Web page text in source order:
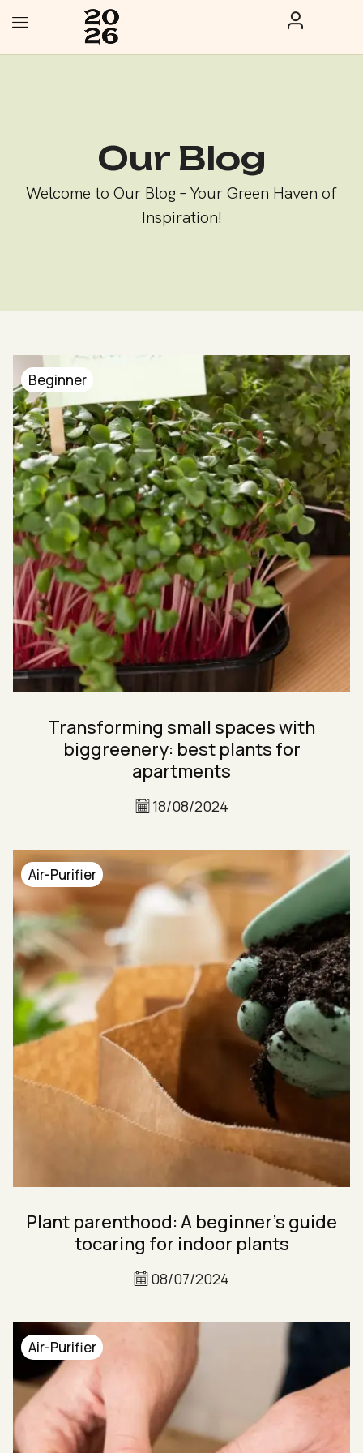
Our Blog
Welcome to Our Blog – Your Green Haven of
Inspiration!
Beginner
Transforming small spaces with
biggreenery: best plants for
apartments
18/08/2024
Air-Purifier
Plant parenthood: A beginner’s guide
tocaring for indoor plants
08/07/2024
Air-Purifier